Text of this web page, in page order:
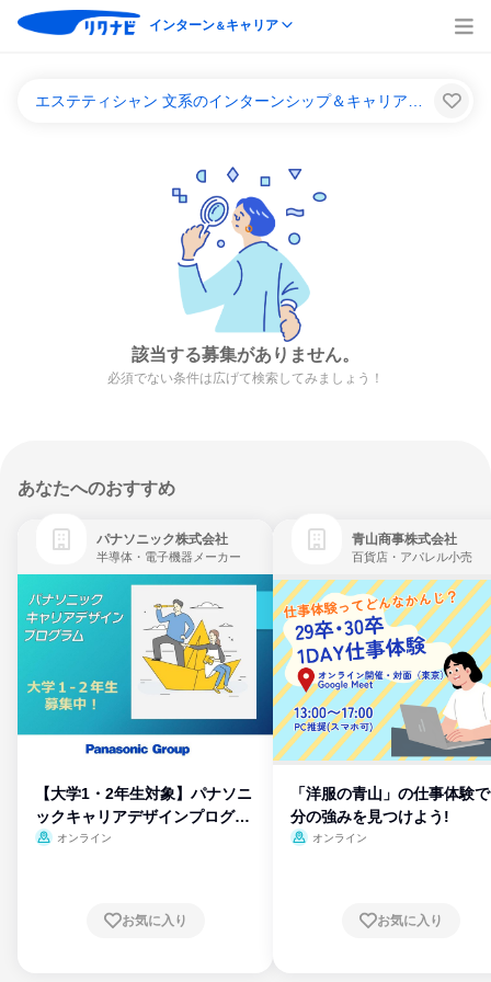
インターン＆キャリア
該当する募集がありません。
必須でない条件は広げて検索してみましょう！
あなたへのおすすめ
パナソニック株式会社
半導体・電子機器メーカー
【大学1・2年生対象】パナソニ
ックキャリアデザインプログラ
ム
オンライン
お気に入り
青山商事株式会社
百貨店・アパレル小売
「洋服の青山」の仕事体験
分の強みを見つけよう!
オンライン
お気に入り